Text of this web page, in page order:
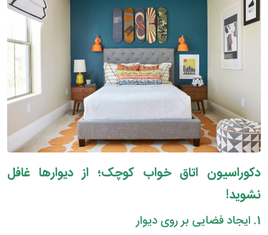
دکوراسیون اتاق خواب کوچک؛ از دیوارها غافل
نشوید!
1. ایجاد فضایی بر روی دیوار